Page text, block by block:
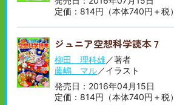
定価：814円（本体740円＋税）
ジュニア空想科学読本７
柳田 理科雄／著者
藤嶋 マル／イラスト
発売日：2016年04月15日
定価：814円（本体740円＋税）